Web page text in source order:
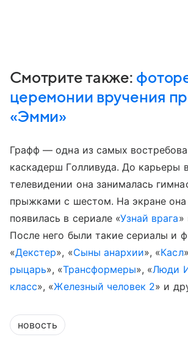
Смотрите также:
церемонии вручения
«Эмми»
Графф — одна из самых
каскадерш Голливуда. До карьеры
телевидении она занималась
прыжками с шестом. На экране
появилась в сериале «Узнай врага»
После него были такие сериалы и
«Декстер», «Сыны анархии», «Касл
рыцарь», «Трансформеры», «Люди
класс», «Железный человек 2» и
новость